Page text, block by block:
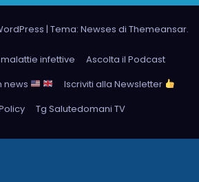
| Tema: Newses di Themeansar.
infettive
Ascolta il Podcast
news
Iscriviti alla Newsletter
Tg Salutedomani TV